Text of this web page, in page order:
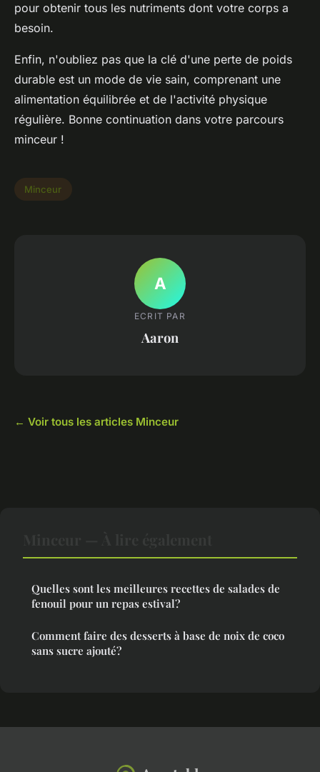
pour obtenir tous les nutriments dont votre corps a
besoin.
Enfin, n'oubliez pas que la clé d'une perte de poids
durable est un mode de vie sain, comprenant une
alimentation équilibrée et de l'activité physique
régulière. Bonne continuation dans votre parcours
minceur !
Minceur
A
ECRIT PAR
Aaron
← Voir tous les articles Minceur
Quelles sont les meilleures recettes de salades de
fenouil pour un repas estival?
Comment faire des desserts à base de noix de coco
sans sucre ajouté?